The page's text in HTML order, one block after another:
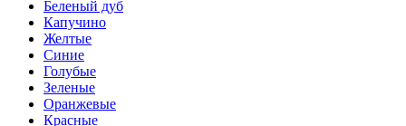
Беленый дуб
Капучино
Желтые
Синие
Голубые
Зеленые
Оранжевые
Красные